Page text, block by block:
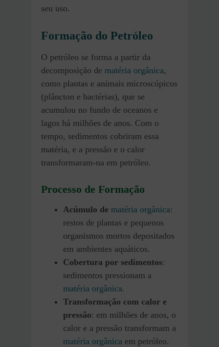
seu uso.
Formação do Petróleo
O petróleo se forma a partir da
decomposição de matéria orgânica,
como plantas e animais microscópicos
(plâncton e bactérias), que se
acumulou no fundo de oceanos e
lagos há milhões de anos. Com o
tempo, sedimentos cobriram essa
matéria, e a pressão e o calor
transformaram-na em petróleo.
Processo de Formação
Acúmulo de matéria orgânica:
restos de plantas e pequenos
organismos mortos depositados
em ambientes aquáticos.
Cobertura por sedimentos:
sedimentos pressionam a
matéria orgânica.
Transformação com calor e
pressão: em milhões de anos, o
calor e a pressão transformam a
matéria orgânica em petróleo.